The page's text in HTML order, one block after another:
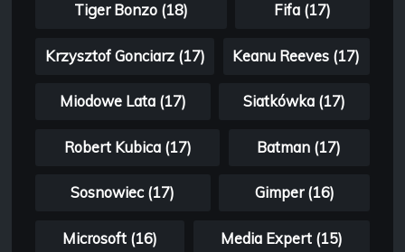
Tiger Bonzo (18) Fifa (17)
Krzysztof Gonciarz (17) Keanu Reeves (17)
Miodowe Lata (17) Siatkówka (17)
Robert Kubica (17) Batman (17)
Sosnowiec (17) Gimper (16)
Microsoft (16) Media Expert (15)